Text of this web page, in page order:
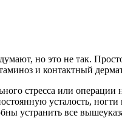
но это не так.
и контактный
стресса или
усталость,
устранить все